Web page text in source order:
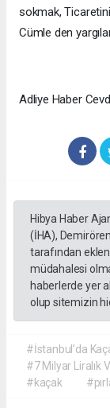
sokmak,
Cümle den
Adliye Haber
Hibya Haber
(İHA),
tarafından
müdahalesi
haberlerde yer
olup sitemizin
#İstanbul’da
#7 Milyar Liralık
#kaçak